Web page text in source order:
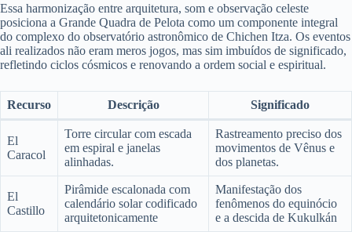
Essa harmonização entre arquitetura, som e observação celeste
posiciona a Grande Quadra de Pelota como um componente integral
do complexo do observatório astronômico de Chichen Itza. Os eventos
ali realizados não eram meros jogos, mas sim imbuídos de significado,
refletindo ciclos cósmicos e renovando a ordem social e espiritual.
Recurso Descrição Significado
El
Caracol
Torre circular com escada
em espiral e janelas
alinhadas.
Rastreamento preciso dos
movimentos de Vênus e
dos planetas.
El
Castillo
Pirâmide escalonada com
calendário solar codificado
arquitetonicamente
Manifestação dos
fenômenos do equinócio
e a descida de Kukulkán